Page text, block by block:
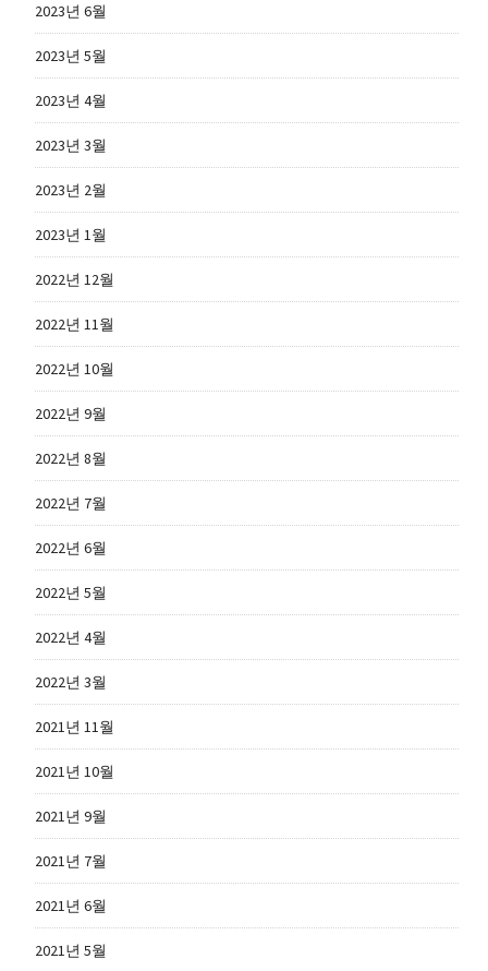
2023년 6월
2023년 5월
2023년 4월
2023년 3월
2023년 2월
2023년 1월
2022년 12월
2022년 11월
2022년 10월
2022년 9월
2022년 8월
2022년 7월
2022년 6월
2022년 5월
2022년 4월
2022년 3월
2021년 11월
2021년 10월
2021년 9월
2021년 7월
2021년 6월
2021년 5월